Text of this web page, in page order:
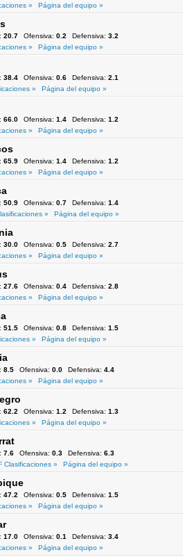
»
Página del equipo »
20.7 Ofensiva: 0.2 Defensiva: 3.2
»
Página del equipo »
38.4 Ofensiva: 0.6 Defensiva: 2.1
»
Página del equipo »
66.0 Ofensiva: 1.4 Defensiva: 1.2
»
Página del equipo »
65.9 Ofensiva: 1.4 Defensiva: 1.2
»
Página del equipo »
50.9 Ofensiva: 0.7 Defensiva: 1.4
»
Página del equipo »
30.0 Ofensiva: 0.5 Defensiva: 2.7
»
Página del equipo »
27.6 Ofensiva: 0.4 Defensiva: 2.8
»
Página del equipo »
51.5 Ofensiva: 0.8 Defensiva: 1.5
»
Página del equipo »
8.5 Ofensiva: 0.0 Defensiva: 4.4
»
Página del equipo »
62.2 Ofensiva: 1.2 Defensiva: 1.3
»
Página del equipo »
7.6 Ofensiva: 0.3 Defensiva: 6.3
Clasificaciones »
Página del equipo »
47.2 Ofensiva: 0.5 Defensiva: 1.5
»
Página del equipo »
17.0 Ofensiva: 0.1 Defensiva: 3.4
»
Página del equipo »